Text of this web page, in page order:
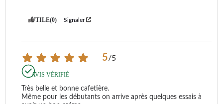
UTILE(0) Signaler
5/5
AVIS VÉRIFIÉ
Très belle et bonne cafetière.
Même pour les débutants on arrive après quelques essais à